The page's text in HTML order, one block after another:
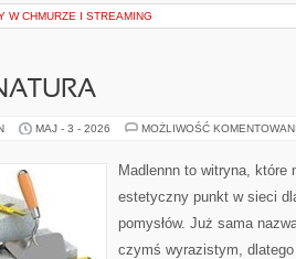
W CHMURZE I STREAMING
MAJ - 3 - 2026 MOŻLIWOŚĆ
Madlennn to witryna, które
estetyczny punkt w sieci
pomysłów. Już sama
czymś wyrazistym,